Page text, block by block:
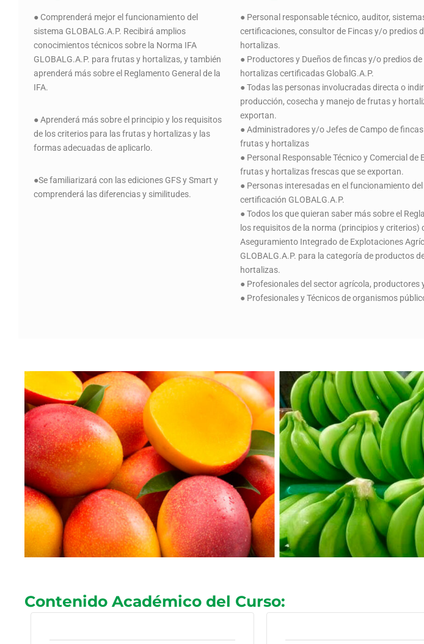
● Comprenderá mejor el funcionamiento del
sistema GLOBALG.A.P. Recibirá amplios
conocimientos técnicos sobre la Norma IFA
GLOBALG.A.P. para frutas y hortalizas, y también
aprenderá más sobre el Reglamento General de la
IFA.
● Aprenderá más sobre el principio y los requisitos
de los criterios para las frutas y hortalizas y las
formas adecuadas de aplicarlo.
●Se familiarizará con las ediciones GFS y Smart y
comprenderá las diferencias y similitudes.
● Personal responsable técnico, auditor,
certificaciones, consultor de Fincas y/o predios
hortalizas.
● Productores y Dueños de fincas y/o predios
hortalizas certificadas GlobalG.A.P.
● Todas las personas involucradas directa o
producción, cosecha y manejo de frutas y
exportan.
● Administradores y/o Jefes de Campo de
frutas y hortalizas
● Personal Responsable Técnico y Comercial de
frutas y hortalizas frescas que se exportan.
● Personas interesadas en el funcionamiento
certificación GLOBALG.A.P.
● Todos los que quieran saber más sobre el
los requisitos de la norma (principios y criterios)
Aseguramiento Integrado de Explotaciones
GLOBALG.A.P. para la categoría de productos
hortalizas.
● Profesionales del sector agrícola, productores
● Profesionales y Técnicos de organismos
Contenido Académico del Curso: